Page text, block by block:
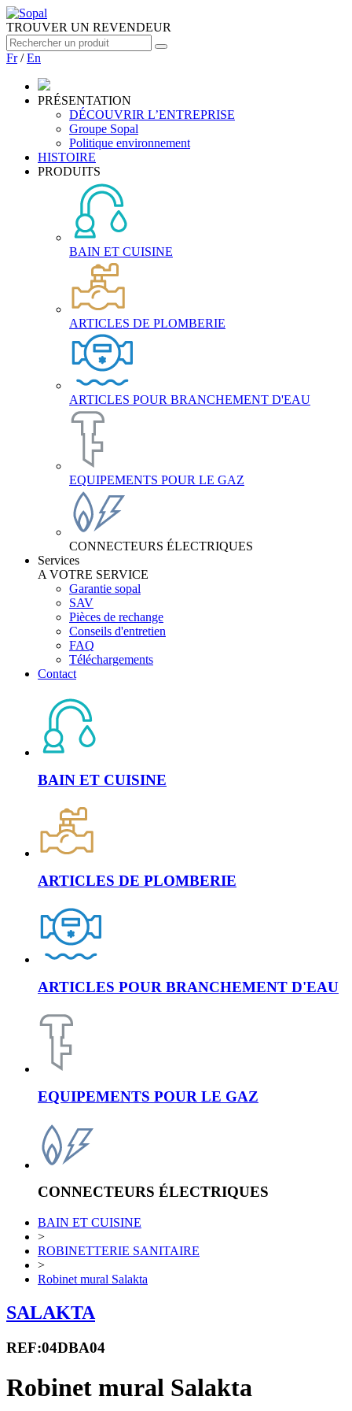
TROUVER UN REVENDEUR
Fr/En
PRÉSENTATION
DÉCOUVRIR L’ENTREPRISE
Groupe Sopal
Politique environnement
HISTOIRE
PRODUITS
BAIN ET CUISINE
ARTICLES DE PLOMBERIE
ARTICLES POUR BRANCHEMENT D'EAU
EQUIPEMENTS POUR LE GAZ
CONNECTEURS ÉLECTRIQUES
Services
A VOTRE SERVICE
Garantie sopal
SAV
Pièces de rechange
Conseils d'entretien
FAQ
Téléchargements
Contact
BAIN ET CUISINE
ARTICLES DE PLOMBERIE
ARTICLES POUR BRANCHEMENT D'EAU
EQUIPEMENTS POUR LE GAZ
CONNECTEURS ÉLECTRIQUES
BAIN ET CUISINE
>
ROBINETTERIE SANITAIRE
>
Robinet mural Salakta
SALAKTA
REF:04DBA04
Robinet mural Salakta